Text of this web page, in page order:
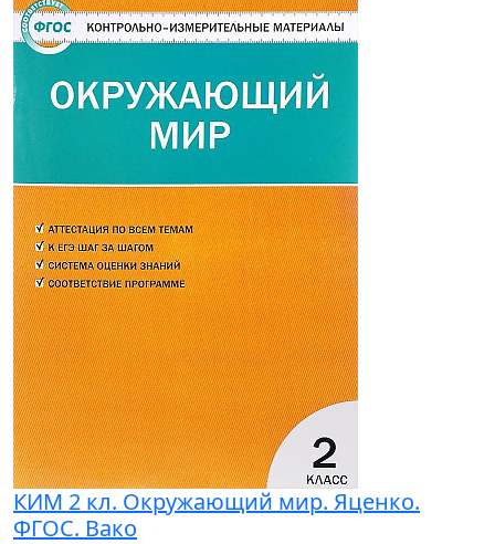
КИМ 2 кл. Окружающий мир. Яценко.
ФГОС. Вако